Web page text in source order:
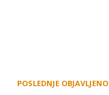
POSLEDNJE OBJAVLJENO